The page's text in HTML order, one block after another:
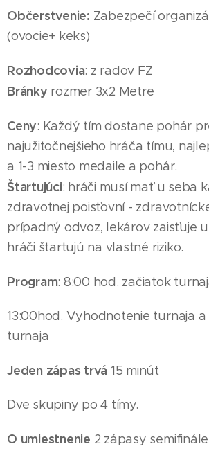
Občerstvenie: Zabezpečí
(ovocie+ keks)
Rozhodcovia: z radov FZ
Bránky rozmer 3x2 Metre
Ceny: Každý tím dostane pohár
najužitočnejšieho hráča tímu,
a 1-3 miesto medaile a pohár.
Štartujúci: hráči musí mať u seba
zdravotnej poisťovní -
prípadný odvoz, lekárov zaisťuje
hráči štartujú na vlastné riziko.
Program: 8:00 hod. začiatok
13:00hod. Vyhodnotenie turnaja a
turnaja
Jeden zápas trvá 15 minút
Dve skupiny po 4 tímy.
O umiestnenie 2 zápasy